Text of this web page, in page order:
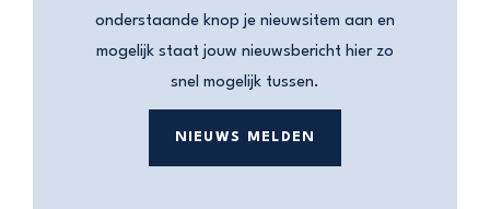
onderstaande knop je nieuwsitem aan en
mogelijk staat jouw nieuwsbericht hier zo
snel mogelijk tussen.
NIEUWS MELDEN